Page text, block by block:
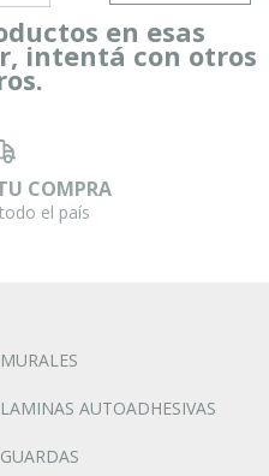
en esas
intentá con otros
COMPRA
el país
MURALES
LAMINAS AUTOADHESIVAS
GUARDAS